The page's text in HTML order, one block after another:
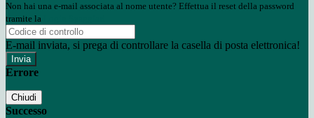
Non hai una e-mail associata al nome utente? Effettua il reset della password
tramite la
E-mail inviata, si prega di controllare la casella di posta elettronica!
Errore
Chiudi
Successo